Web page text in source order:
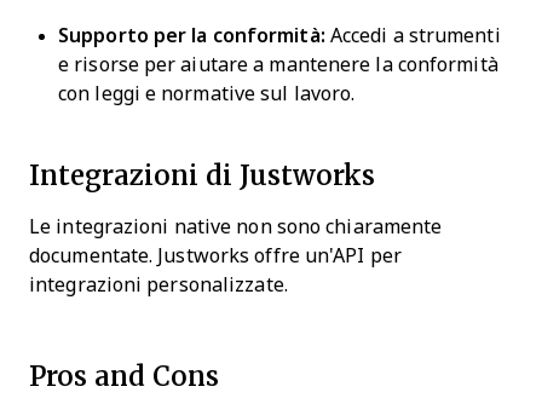
Supporto per la conformità: Accedi a strumenti
e risorse per aiutare a mantenere la conformità
con leggi e normative sul lavoro.
Integrazioni di Justworks
Le integrazioni native non sono chiaramente
documentate. Justworks offre un'API per
integrazioni personalizzate.
Pros and Cons